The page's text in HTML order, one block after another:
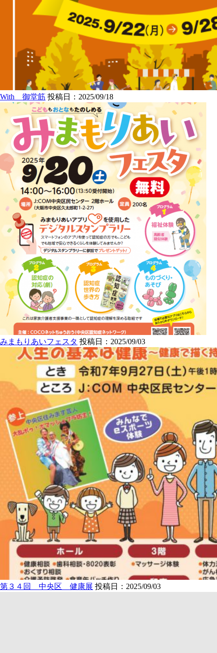
With 御堂筋 投稿日：2025/09/18
みまもりあいフェスタ 投稿日：2025/09/03
第３４回 中央区 健康展 投稿日：2025/09/03